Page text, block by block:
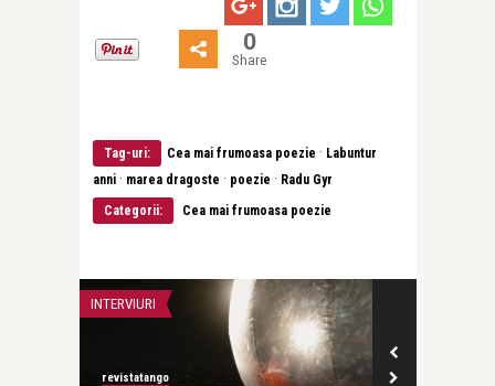
0
Share
Tag-uri: Cea mai frumoasa poezie · Labuntur
anni · marea dragoste · poezie · Radu Gyr
Categorii:
Cea mai frumoasa poezie
INTERVIURI
revistatango